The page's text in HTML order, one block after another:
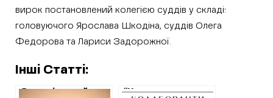
вирок постановлений колегією суддів у складі:
головуючого Ярослава Шкодіна, суддів Олега
Федорова та Лариси Задорожної.
Інші Статті:
Став відомий
“Нас тут